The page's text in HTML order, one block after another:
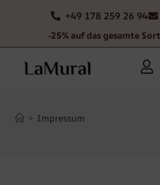
+49 178 259 26 94
-25% auf das gesamte
> Impressum